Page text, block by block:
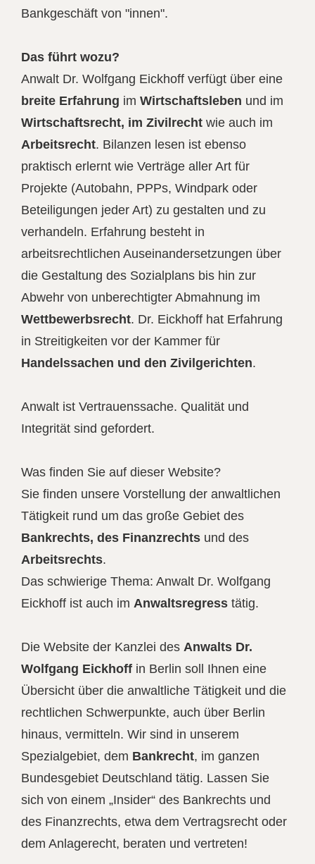
Bankgeschäft von "innen".
Das führt wozu?
Anwalt Dr. Wolfgang Eickhoff verfügt über eine
breite Erfahrung im Wirtschaftsleben und im
Wirtschaftsrecht, im Zivilrecht wie auch im
Arbeitsrecht. Bilanzen lesen ist ebenso
praktisch erlernt wie Verträge aller Art für
Projekte (Autobahn, PPPs, Windpark oder
Beteiligungen jeder Art) zu gestalten und zu
verhandeln. Erfahrung besteht in
arbeitsrechtlichen Auseinandersetzungen über
die Gestaltung des Sozialplans bis hin zur
Abwehr von unberechtigter Abmahnung im
Wettbewerbsrecht. Dr. Eickhoff hat Erfahrung
in Streitigkeiten vor der Kammer für
Handelssachen und den Zivilgerichten.
Anwalt ist Vertrauenssache. Qualität und
Integrität sind gefordert.
Was finden Sie auf dieser Website?
Sie finden unsere Vorstellung der anwaltlichen
Tätigkeit rund um das große Gebiet des
Bankrechts, des Finanzrechts und des
Arbeitsrechts.
Das schwierige Thema: Anwalt Dr. Wolfgang
Eickhoff ist auch im Anwaltsregress tätig.
Die Website der Kanzlei des Anwalts Dr.
Wolfgang Eickhoff in Berlin soll Ihnen eine
Übersicht über die anwaltliche Tätigkeit und die
rechtlichen Schwerpunkte, auch über Berlin
hinaus, vermitteln. Wir sind in unserem
Spezialgebiet, dem Bankrecht, im ganzen
Bundesgebiet Deutschland tätig. Lassen Sie
sich von einem „Insider“ des Bankrechts und
des Finanzrechts, etwa dem Vertragsrecht oder
dem Anlagerecht, beraten und vertreten!